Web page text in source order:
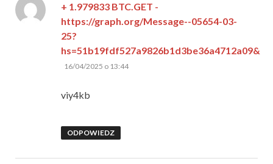
+ 1.979833 BTC.GET -
https://graph.org/Message--05654-03-
25?
hs=51b19fdf527a9826b1d3be36a4712a09&
pisze:
16/04/2025 o 13:44
viy4kb
ODPOWIEDZ